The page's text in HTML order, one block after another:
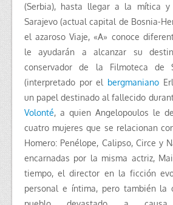
(Serbia), hasta llegar a la mítica
Sarajevo (actual capital de Bosnia-
el azaroso Viaje, «A» conoce
le ayudarán a alcanzar su
conservador de la Filmoteca de
(interpretado por el bergmaniano
un papel destinado al fallecido
Volonté, a quien Angelopoulos le
cuatro mujeres que se relacionan
Homero: Penélope, Calipso, Circe y
encarnadas por la misma actriz,
tiempo, el director en la ficción
personal e íntima, pero también la